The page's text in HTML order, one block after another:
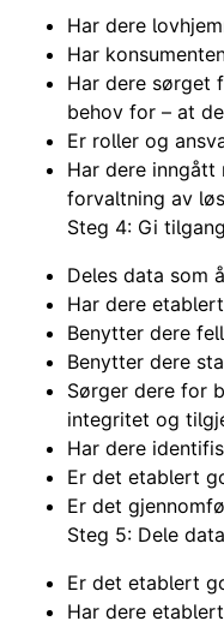
Har dere
Har
Har dere sørget
behov for – at
Er roller og
Har dere
forvaltning av
Steg 4: Gi
Deles data som
Har dere
Benytter dere
Benytter dere
Sørger dere for
integritet og
Har dere
Er det etablert
Er det
Steg 5: Dele data
Er det etablert
Har dere